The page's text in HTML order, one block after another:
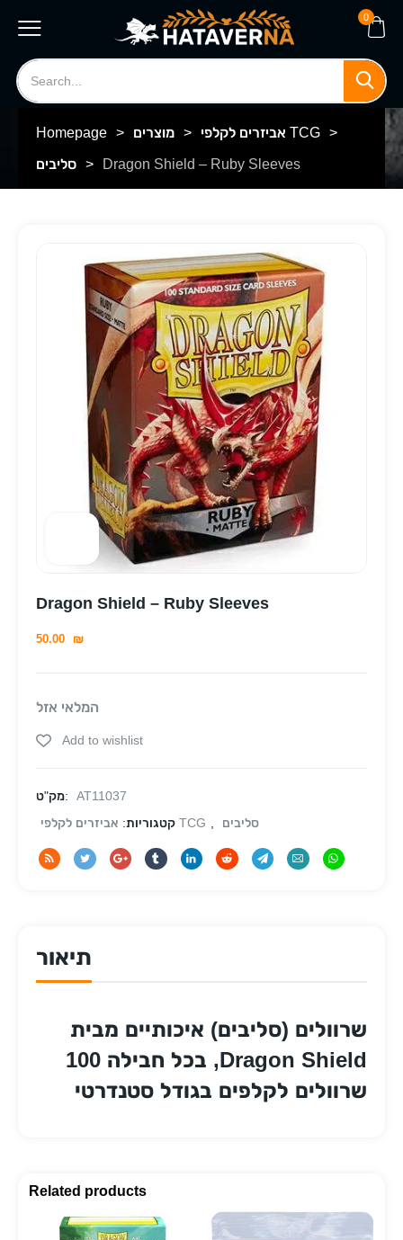
0
Homepage > מוצרים > אביזרים לקלפי TCG >
סליבים > Dragon Shield – Ruby Sleeves
Dragon Shield – Ruby Sleeves
50.00 ₪
המלאי אזל
Add to wishlist
מק"ט:
AT11037
קטגוריות: אביזרים לקלפי TCG סליבים
תיאור
שרוולים (סליבים) איכותיים מבית
Dragon Shield, בכל חבילה 100
שרוולים לקלפים בגודל סטנדרטי
Related products